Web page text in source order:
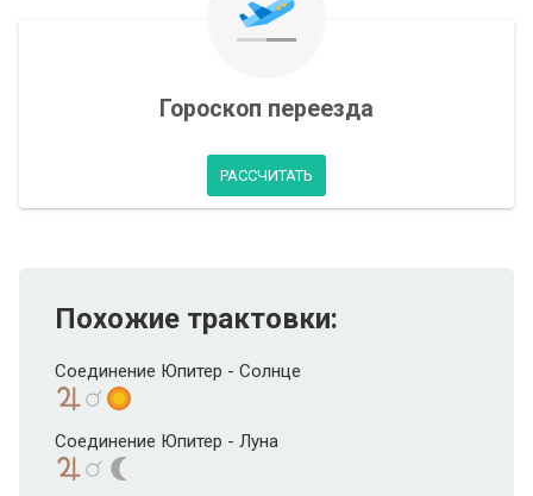
Гороскоп переезда
РАССЧИТАТЬ
Похожие трактовки:
Соединение Юпитер - Солнце
Соединение Юпитер - Луна